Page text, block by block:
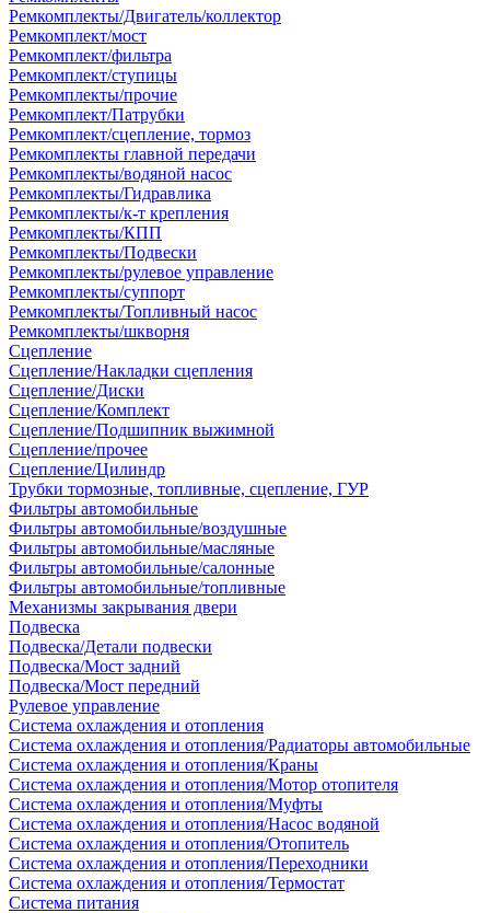
Ремкомплекты/Двигатель/коллектор
Ремкомплект/мост
Ремкомплект/фильтра
Ремкомплект/ступицы
Ремкомплекты/прочие
Ремкомплект/Патрубки
Ремкомплект/сцепление, тормоз
Ремкомплекты главной передачи
Ремкомплекты/водяной насос
Ремкомплекты/Гидравлика
Ремкомплекты/к-т крепления
Ремкомплекты/КПП
Ремкомплекты/Подвески
Ремкомплекты/рулевое управление
Ремкомплекты/суппорт
Ремкомплекты/Топливный насос
Ремкомплекты/шкворня
Сцепление
Сцепление/Накладки сцепления
Сцепление/Диски
Сцепление/Комплект
Сцепление/Подшипник выжимной
Сцепление/прочее
Сцепление/Цилиндр
Трубки тормозные, топливные, сцепление, ГУР
Фильтры автомобильные
Фильтры автомобильные/воздушные
Фильтры автомобильные/масляные
Фильтры автомобильные/салонные
Фильтры автомобильные/топливные
Механизмы закрывания двери
Подвеска
Подвеска/Детали подвески
Подвеска/Мост задний
Подвеска/Мост передний
Рулевое управление
Система охлаждения и отопления
Система охлаждения и отопления/Радиаторы автомобильные
Система охлаждения и отопления/Краны
Система охлаждения и отопления/Мотор отопителя
Система охлаждения и отопления/Муфты
Система охлаждения и отопления/Насос водяной
Система охлаждения и отопления/Отопитель
Система охлаждения и отопления/Переходники
Система охлаждения и отопления/Термостат
Система питания